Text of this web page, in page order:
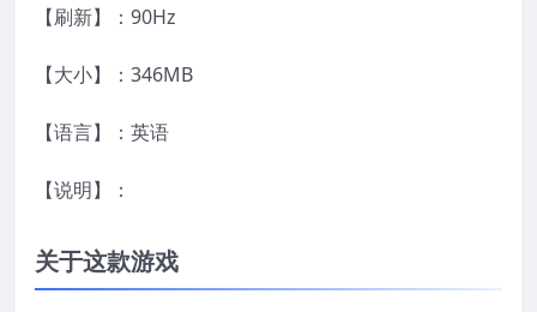
【刷新】：90Hz
【大小】：346MB
【语言】：英语
【说明】：
关于这款游戏